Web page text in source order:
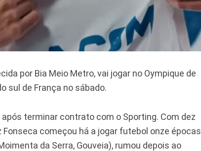
por Bia Meio Metro, vai jogar no Oympique de
sul de França no sábado.
terminar contrato com o Sporting. Com dez
começou há a jogar futebol onze épocas
da Serra, Gouveia), rumou depois ao